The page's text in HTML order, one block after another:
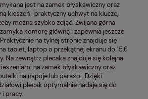
jest na zamek błyskawiczny oraz
kieszeń i praktyczny uchwyt na klucze,
można szybko zdjąć. Zwijana górna
komorę główną i zapewnia jeszcze
na tylnej stronie znajduje się
tablet, laptop o przekątnej ekranu do 15,6
Na zewnątrz plecaka znajduje się kolejna
na zamek błyskawiczny oraz
na napoje lub parasol. Dzięki
plecak optymalnie nadaje się do
i pracy.